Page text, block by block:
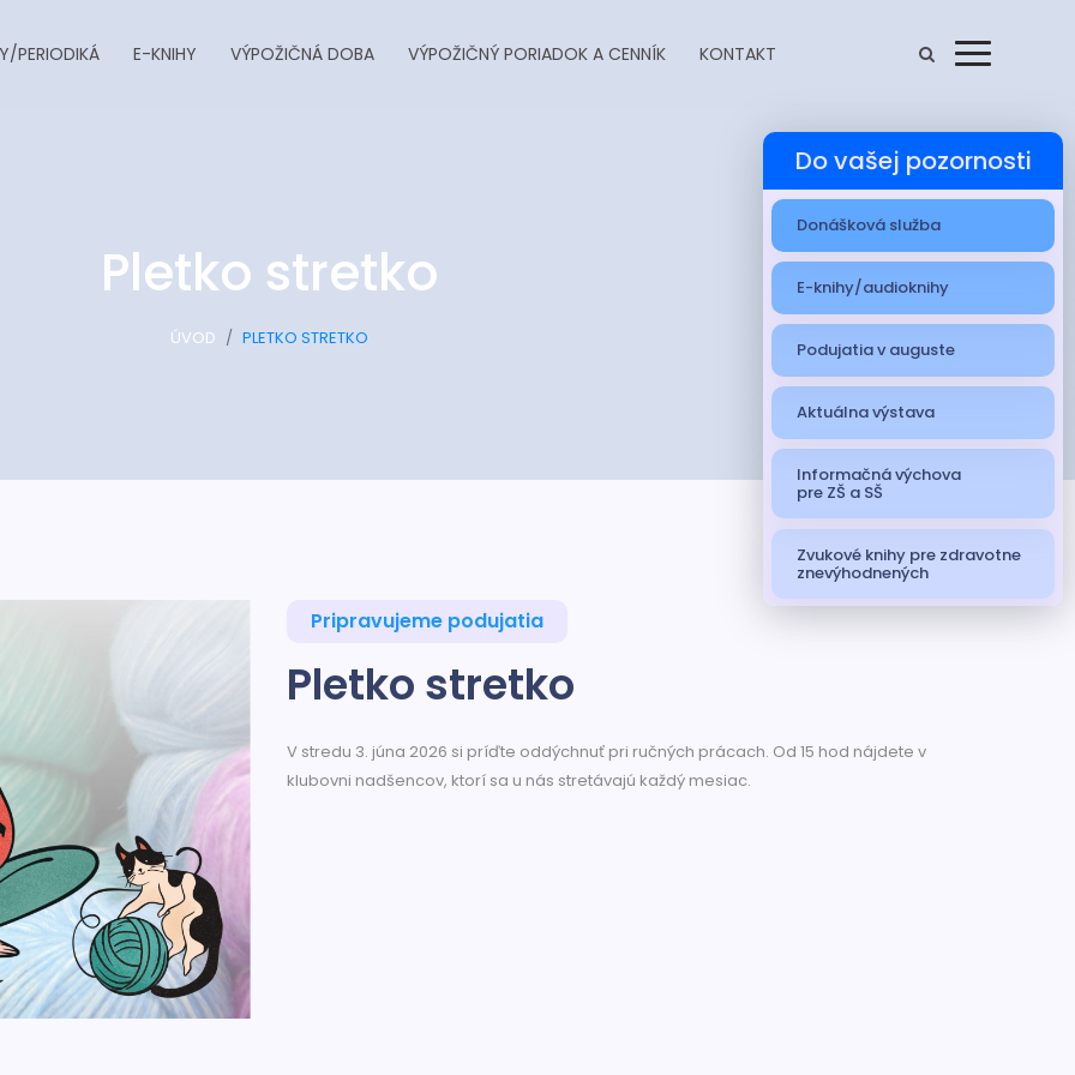
PERIODIKÁ E-KNIHY VÝPOŽIČNÁ DOBA VÝPOŽIČNÝ PORIADOK A CENNÍK KONTAKT
Pletko stretko
ÚVOD PLETKO STRETKO
Pripravujeme podujatia
Pletko stretko
V stredu 3. júna 2026 si príďte oddýchnuť pri ručných prácach. Od 15 hod nájdete v
klubovni nadšencov, ktorí sa u nás stretávajú každý mesiac.
Do vašej pozornosti
Donášková služba
E-knihy/audioknihy
Podujatia v auguste
Aktuálna výstava
Informačná výchova
pre ZŠ a SŠ
Zvukové knihy pre zdravotne
znevýhodnených